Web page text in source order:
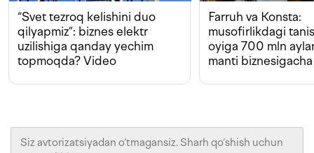
“Svet tezroq kelishini duo
qilyapmiz”: biznes elektr
uzilishiga qanday yechim
topmoqda? Video
Farruh va Konsta:
musofirlikdagi
oyiga 700 mln
manti biznesigacha